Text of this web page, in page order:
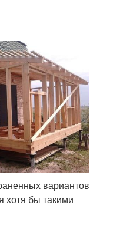
вариантов
хотя бы такими